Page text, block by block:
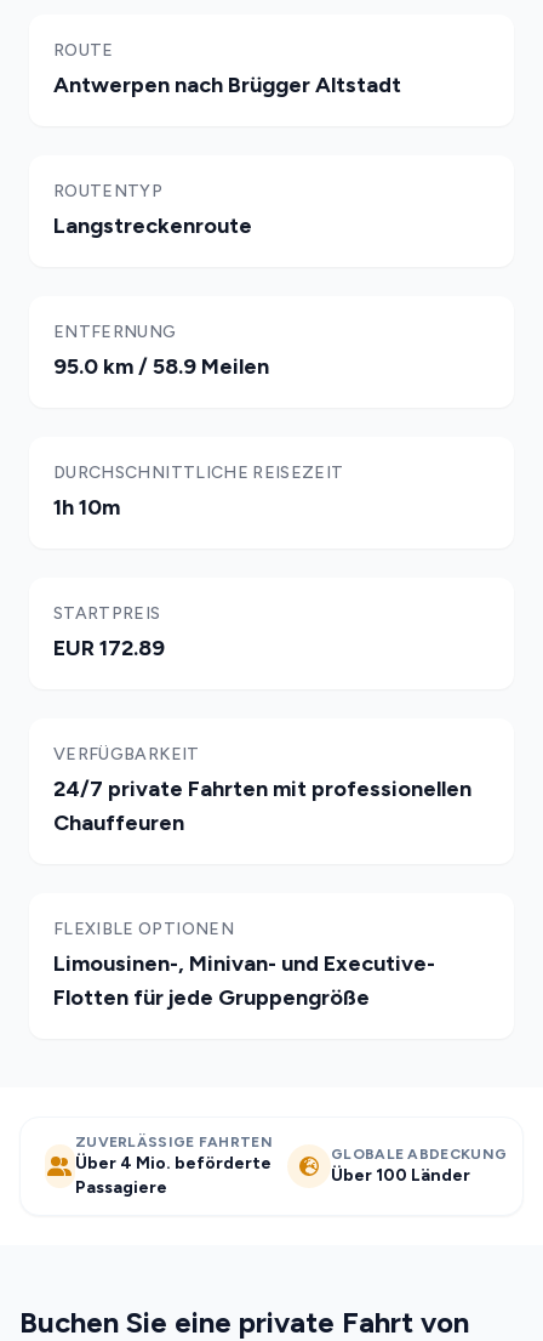
ROUTE
Antwerpen nach Brügger Altstadt
ROUTENTYP
Langstreckenroute
ENTFERNUNG
95.0 km / 58.9 Meilen
DURCHSCHNITTLICHE REISEZEIT
1h 10m
STARTPREIS
EUR 172.89
VERFÜGBARKEIT
24/7 private Fahrten mit professionellen
Chauffeuren
FLEXIBLE OPTIONEN
Limousinen-, Minivan- und Executive-
Flotten für jede Gruppengröße
ZUVERLÄSSIGE FAHRTEN
Über 4 Mio. beförderte
Passagiere
GLOBALE ABDECKUNG
Über 100 Länder
Buchen Sie eine private Fahrt von